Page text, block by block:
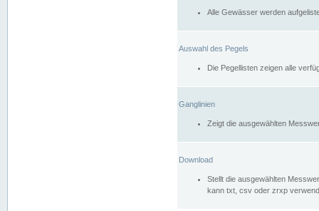
Alle Gewässer werden
Auswahl des Pegels
Die Pegellisten zeigen alle
Ganglinien
Zeigt die ausgewählten
Download
Stellt die ausgewählten
kann txt, csv oder zrxp